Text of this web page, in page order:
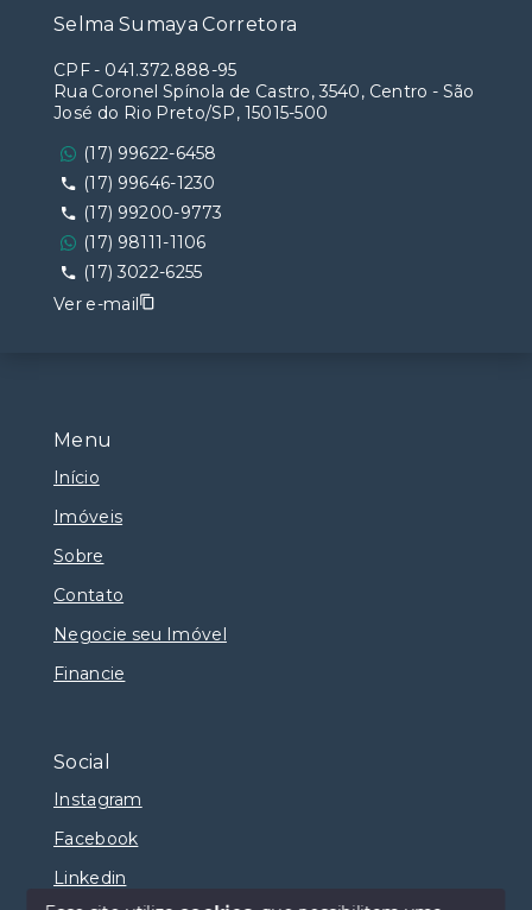
Menu
Início
Imóveis
Sobre
Contato
Negocie seu Imóvel
Financie
Social
Instagram
Facebook
Linkedin
Selma Sumaya Corretora
CPF- 041.372.888-95
Rua Coronel Spínola de Castro, 3540, Centro - São
José do Rio Preto/SP, 15015-500
(17) 99622-6458
(17) 99646-1230
(17) 99200-9773
(17) 98111-1106
(17) 3022-6255
Ver e-mail